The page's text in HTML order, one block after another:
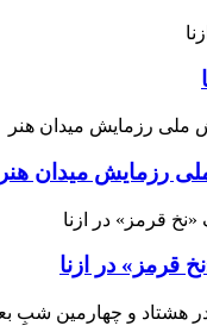
رزمایش میدان هنر
قرمز» در ازنا